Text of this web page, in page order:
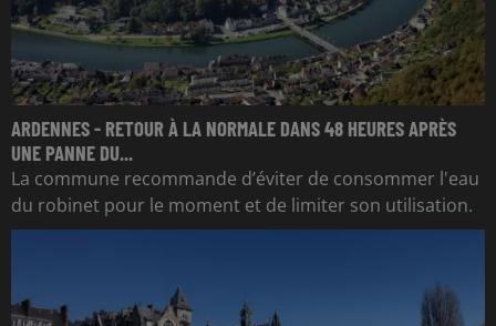
ARDENNES - RETOUR À LA NORMALE DANS 48 HEURES APRÈS
UNE PANNE DU...
La commune recommande d’éviter de consommer l'eau
du robinet pour le moment et de limiter son utilisation.